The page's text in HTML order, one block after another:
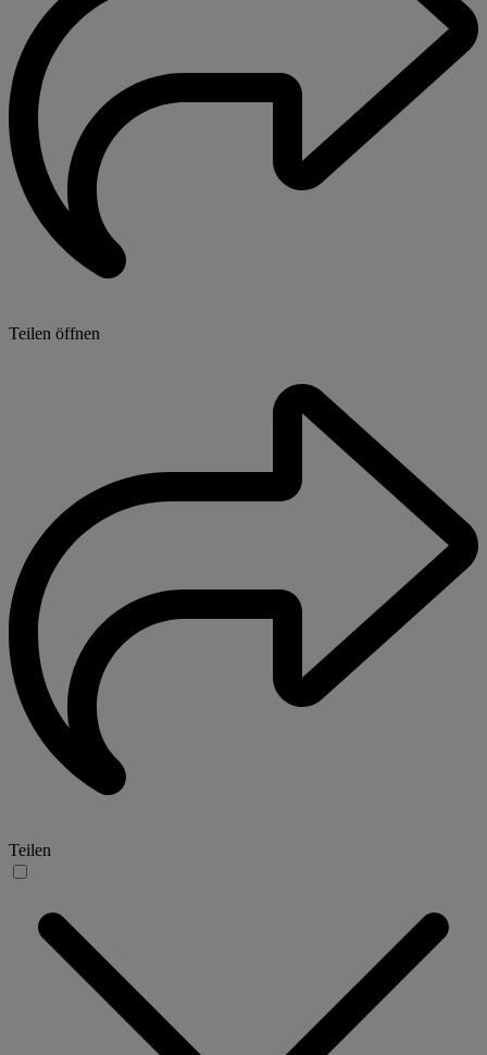
Teilen öffnen
Teilen